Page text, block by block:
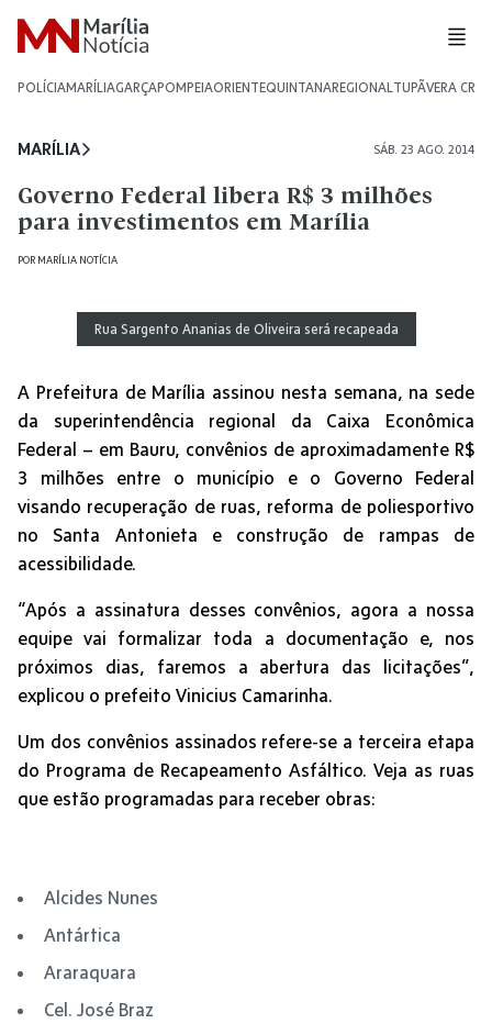
POLÍCIAMARÍLIAGARÇAPOMPEIAORIENTEQUINTANAREGIONALTUPÃVERA CRUZ
MARÍLIA SÁB. 23 AGO. 2014
Governo Federal libera R$ 3 milhões
para investimentos em Marília
POR MARÍLIA NOTÍCIA
Rua Sargento Ananias de Oliveira será recapeada
A Prefeitura de Marília assinou nesta semana, na sede
da superintendência regional da Caixa Econômica
Federal – em Bauru, convênios de aproximadamente R$
3 milhões entre o município e o Governo Federal
visando recuperação de ruas, reforma de poliesportivo
no Santa Antonieta e construção de rampas de
acessibilidade.
“Após a assinatura desses convênios, agora a nossa
equipe vai formalizar toda a documentação e, nos
próximos dias, faremos a abertura das licitações”,
explicou o prefeito Vinicius Camarinha.
Um dos convênios assinados refere-se a terceira etapa
do Programa de Recapeamento Asfáltico. Veja as ruas
que estão programadas para receber obras:
Alcides Nunes
Antártica
Araraquara
Cel. José Braz